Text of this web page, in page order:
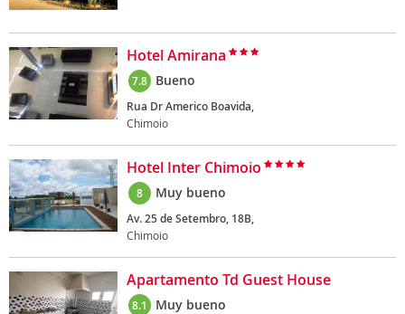
Hotel Amirana
7.8 Bueno
Rua Dr Americo Boavida,
Chimoio
Hotel Inter Chimoio
8 Muy bueno
Av. 25 de Setembro, 18B,
Chimoio
Apartamento Td Guest House
8.1 Muy bueno